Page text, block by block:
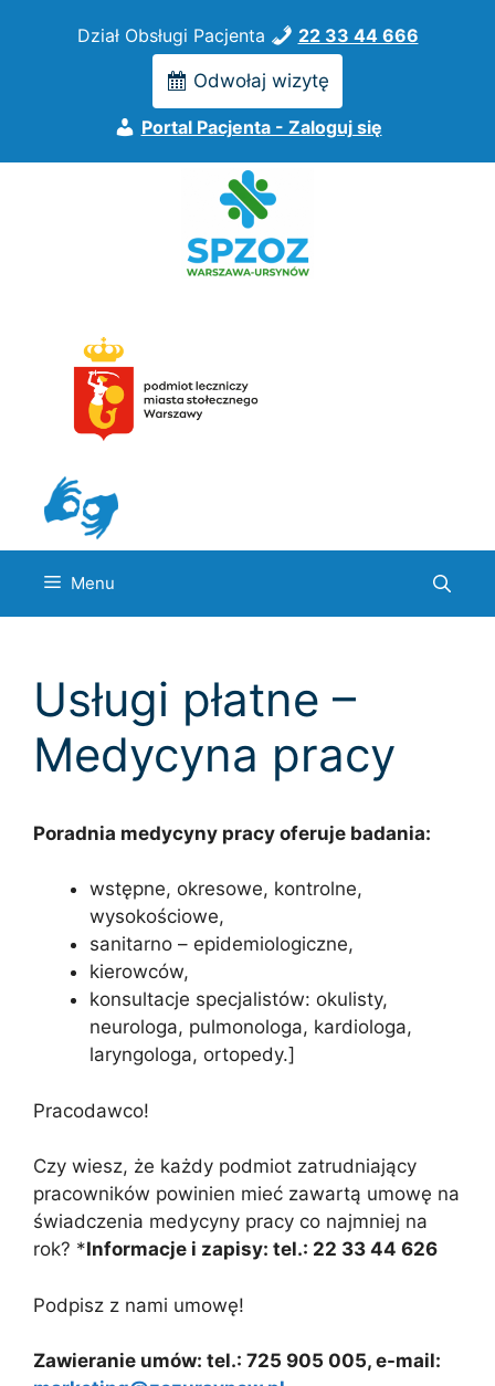
Dział Obsługi Pacjenta 22 33 44 666
Odwołaj wizytę
Portal Pacjenta - Zaloguj się
Menu
Usługi płatne –
Medycyna pracy
Poradnia medycyny pracy oferuje badania:
wstępne, okresowe, kontrolne,
wysokościowe,
sanitarno – epidemiologiczne,
kierowców,
konsultacje specjalistów: okulisty,
neurologa, pulmonologa, kardiologa,
laryngologa, ortopedy.]
Pracodawco!
Czy wiesz, że każdy podmiot zatrudniający
pracowników powinien mieć zawartą umowę na
świadczenia medycyny pracy co najmniej na
rok? *Informacje i zapisy: tel.: 22 33 44 626
Podpisz z nami umowę!
Zawieranie umów: tel.: 725 905 005, e-mail: